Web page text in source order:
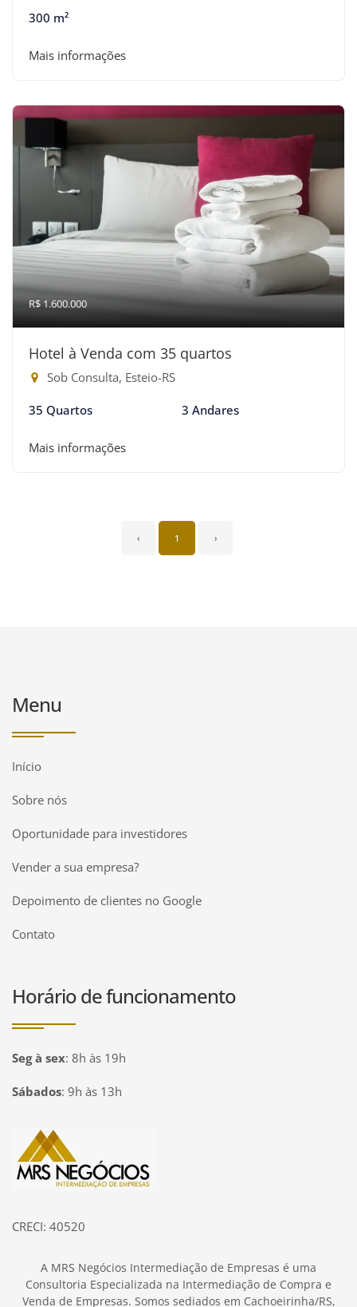
300 m²
Mais informações
R$ 1.600.000
Hotel à Venda com 35 quartos
Sob Consulta, Esteio-RS
35 Quartos 3 Andares
Mais informações
‹ 1 ›
Menu
Início
Sobre nós
Oportunidade para investidores
Vender a sua empresa?
Depoimento de clientes no Google
Contato
Horário de funcionamento
Seg à sex: 8h às 19h
Sábados: 9h às 13h
Página inicial
CRECI: 40520
A MRS Negócios Intermediação de Empresas é uma
Consultoria Especializada na Intermediação de Compra e
Venda de Empresas. Somos sediados em Cachoeirinha/RS,